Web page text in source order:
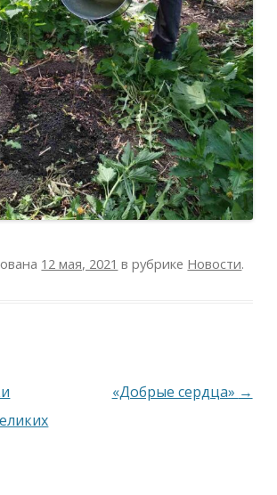
12 мая, 2021 в рубрике Новости.
«Добрые сердца» →